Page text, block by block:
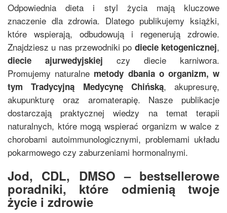
Odpowiednia dieta i styl życia mają kluczowe
znaczenie dla zdrowia. Dlatego publikujemy książki,
które wspierają, odbudowują i regenerują zdrowie.
Znajdziesz u nas przewodniki po diecie ketogenicznej,
diecie ajurwedyjskiej czy diecie karniwora.
Promujemy naturalne metody dbania o organizm, w
tymTradycyjną Medycynę Chińską, akupresurę,
akupunkturę oraz aromaterapię. Nasze publikacje
dostarczają praktycznej wiedzy na temat terapii
naturalnych, które mogą wspierać organizm w walce z
chorobami autoimmunologicznymi, problemami układu
pokarmowego czy zaburzeniami hormonalnymi.
Jod, CDL, DMSO – bestsellerowe
poradniki, które odmienią twoje
życie i zdrowie